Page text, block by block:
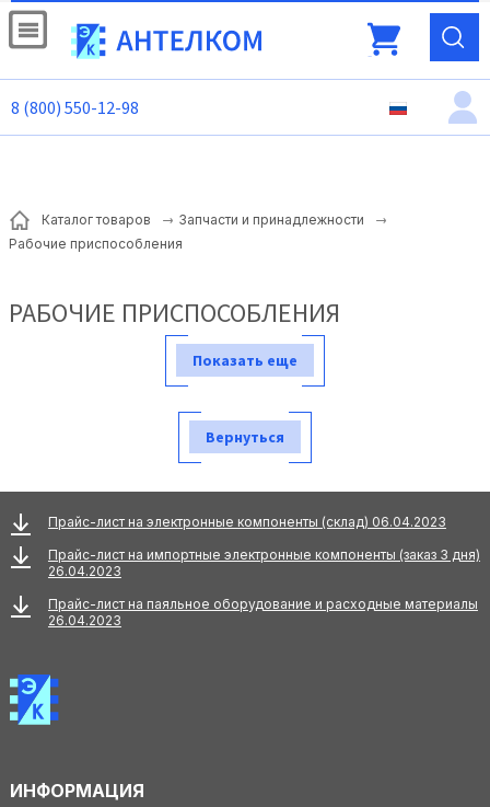
8 (800) 550-12-98
Каталог товаров
Запчасти и принадлежности
Рабочие приспособления
РАБОЧИЕ ПРИСПОСОБЛЕНИЯ
Показать еще
Вернуться
Прайс-лист на электронные компоненты (склад) 06.04.2023
Прайс-лист на импортные электронные компоненты (заказ 3 дня)
26.04.2023
Прайс-лист на паяльное оборудование и расходные материалы
26.04.2023
ИНФОРМАЦИЯ